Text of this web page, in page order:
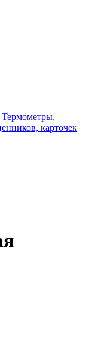
Термометры,
карточек